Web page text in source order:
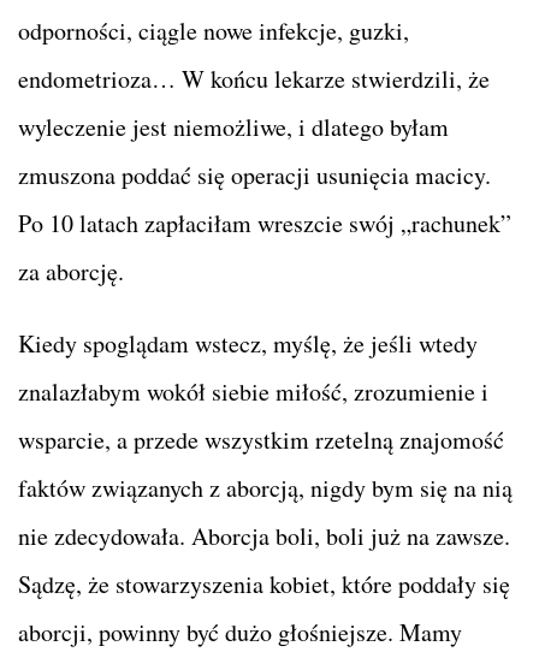
odporności, ciągle nowe infekcje, guzki,
endometrioza… W końcu lekarze stwierdzili, że
wyleczenie jest niemożliwe, i dlatego byłam
zmuszona poddać się operacji usunięcia macicy.
Po 10 latach zapłaciłam wreszcie swój „rachunek”
za aborcję.
Kiedy spoglądam wstecz, myślę, że jeśli wtedy
znalazłabym wokół siebie miłość, zrozumienie i
wsparcie, a przede wszystkim rzetelną znajomość
faktów związanych z aborcją, nigdy bym się na nią
nie zdecydowała. Aborcja boli, boli już na zawsze.
Sądzę, że stowarzyszenia kobiet, które poddały się
aborcji, powinny być dużo głośniejsze. Mamy